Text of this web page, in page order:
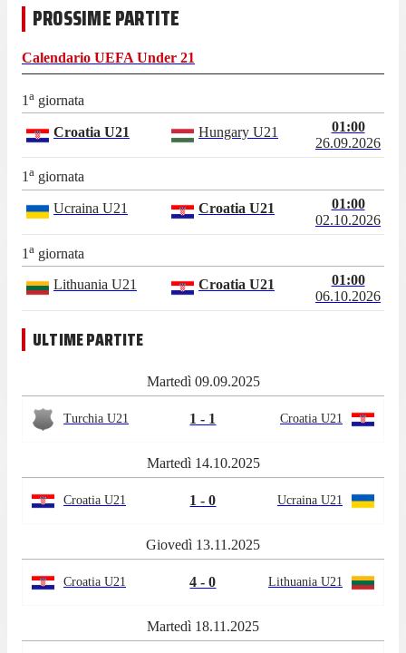
PROSSIME PARTITE
Calendario UEFA Under 21
1 a giornata
Croatia U21 Hungary U21
01:00
26.09.2026
1a giornata
Ucraina U21 Croatia U21
01:00
02.10.2026
1 a giornata
Lithuania U21 Croatia U21
01:00
06.10.2026
ULTIME PARTITE
Martedì 09.09.2025
Turchia U21 1 - 1 Croatia U21
Martedì 14.10.2025
Croatia U21 1 - 0 Ucraina U21
Giovedì 13.11.2025
Croatia U21 4 - 0 Lithuania U21
Martedì 18.11.2025